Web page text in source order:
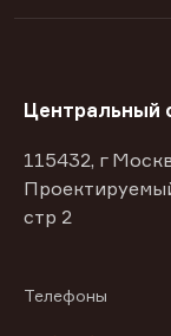
Центральный
115432, г
стр 2
Телефоны